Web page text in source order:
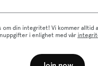
om din integritet! Vi kommer alltid
i enlighet med vår